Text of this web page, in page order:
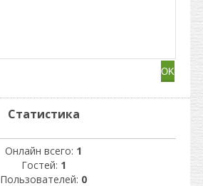
Статистика
Онлайн всего: 1
Гостей: 1
Пользователей: 0